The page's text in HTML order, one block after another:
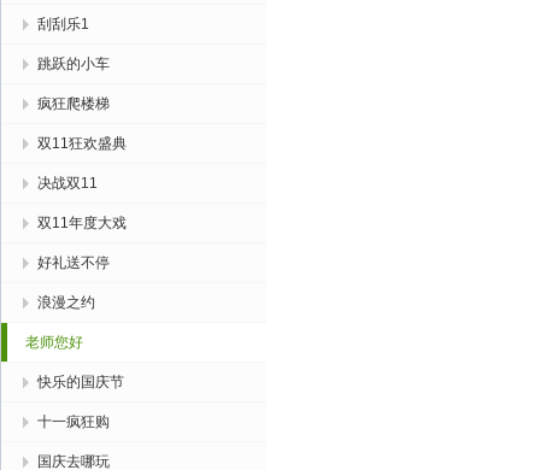
刮刮乐1
跳跃的小车
疯狂爬楼梯
双11狂欢盛典
决战双11
双11年度大戏
好礼送不停
浪漫之约
老师您好
快乐的国庆节
十一疯狂购
国庆去哪玩